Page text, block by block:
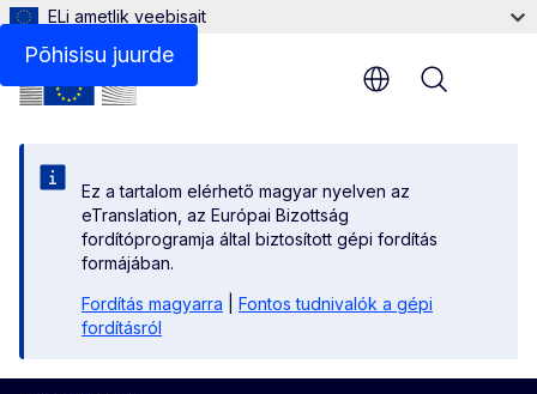
Põhisisu juurde
ELi ametlik veebisait
Ez a tartalom elérhető magyar nyelven az
eTranslation, az Európai Bizottság
fordítóprogramja által biztosított gépi fordítás
formájában.
Fordítás magyarra
Fontos tudnivalók a gépi
fordításról
Menu